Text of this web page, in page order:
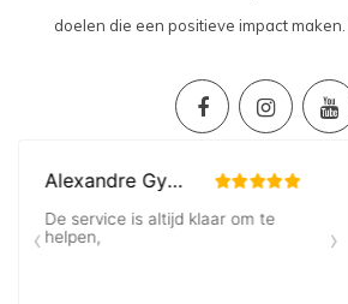
doelen die een positieve impact maken.